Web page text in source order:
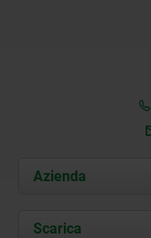
Azienda
Chi siamo
Scarica